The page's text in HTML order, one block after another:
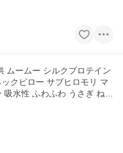
ムームー シルクプロテイン
クピロー サブヒロモリ マ
水性 ふわふわ うさぎ ねこ